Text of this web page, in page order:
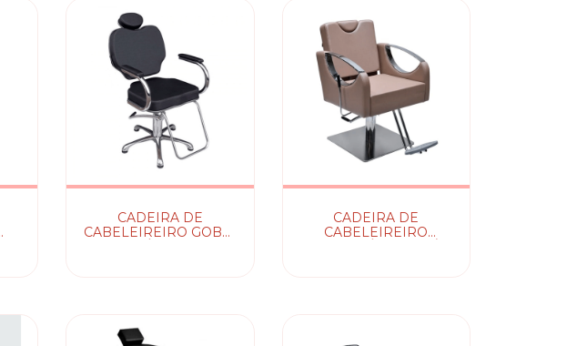
CADEIRA DE
CABELEIREIRO GOBBI
CADEIRA DE
CABELEIREIRO